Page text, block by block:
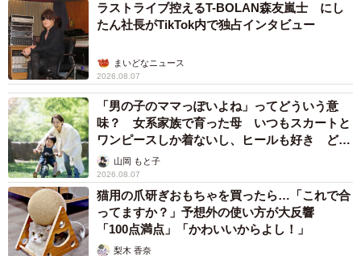
ラストライブ控えるT-BOLAN森友嵐士 にし
たん社長がTikTok内で独占インタビュー
まいどなニュース
2026.08.07
「男の子のママっぽいよね」ってどういう意
味？ 女系家族で育った母 いつもスカートと
ワンピースしか着ないし、ヒールも好き どの
へんが…
山岡 もと子
2026.08.07
猫用の爪研ぎおもちゃを買ったら…「これで合
ってますか？」予想外の使い方が大反響
「100点満点」「かわいいからよし！」
梨木 香奈